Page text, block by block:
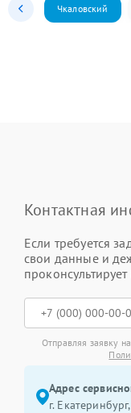
Чкаловский
Контактная
Если требуется
свои данные и
проконсультирует
Отправляя заявку
Адрес
г.